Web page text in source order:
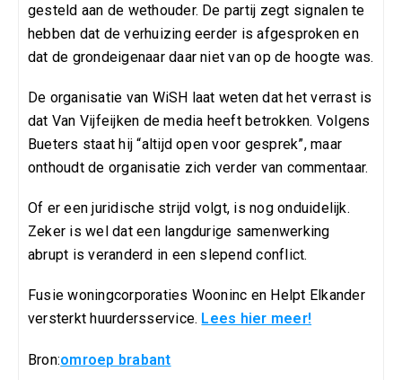
gesteld aan de wethouder. De partij zegt signalen te
hebben dat de verhuizing eerder is afgesproken en
dat de grondeigenaar daar niet van op de hoogte was.
De organisatie van WiSH laat weten dat het verrast is
dat Van Vijfeijken de media heeft betrokken. Volgens
Bueters staat hij “altijd open voor gesprek”, maar
onthoudt de organisatie zich verder van commentaar.
Of er een juridische strijd volgt, is nog onduidelijk.
Zeker is wel dat een langdurige samenwerking
abrupt is veranderd in een slepend conflict.
Fusie woningcorporaties Wooninc en Helpt Elkander
versterkt huurdersservice. Lees hier meer!
Bron:omroep brabant